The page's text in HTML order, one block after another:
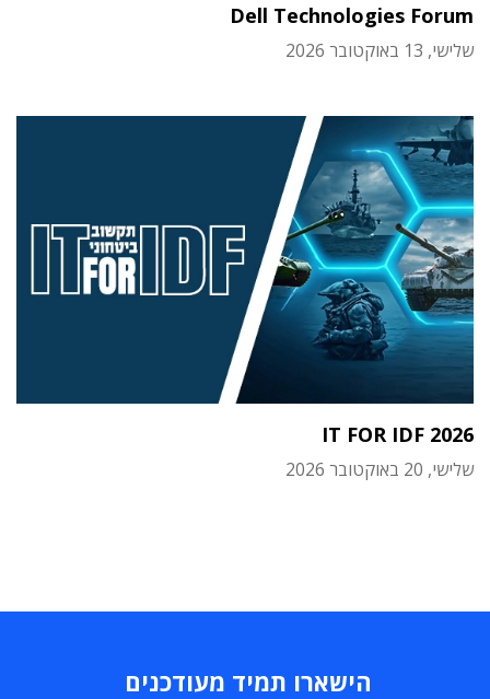
Dell Technologies Forum
שלישי, 13 באוקטובר 2026
IT FOR IDF 2026
שלישי, 20 באוקטובר 2026
הישארו תמיד מעודכנים